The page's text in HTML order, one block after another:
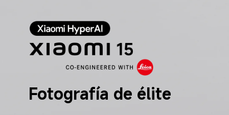
Fotografía de élite